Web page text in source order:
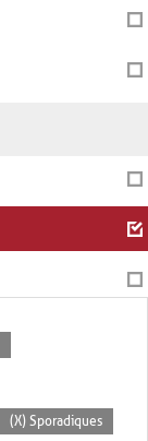
(X) Sporadiques